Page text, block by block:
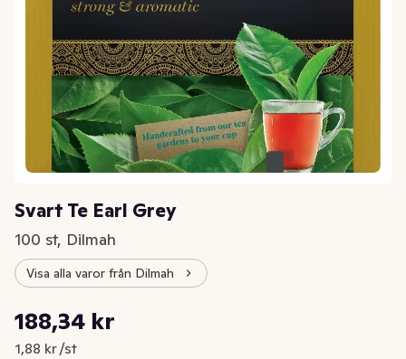
Svart Te Earl Grey
100 st, Dilmah
Visa alla varor från Dilmah
Nuvarande pris är: 188,34 kr
188,34 kr
1,88 kr /st
Styckpris: 1,88 kr /st